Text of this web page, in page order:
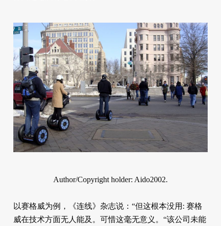
Author/Copyright holder: Aido2002.
以赛格威为例，《连线》杂志说：“但这根本没用: 赛格
威在技术方面无人能及。可惜这毫无意义。“该公司未能